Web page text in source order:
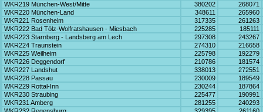
WKR219 München-West/Mitte
380202
268071
WKR220 München-Land
348611
265960
WKR221 Rosenheim
317335
261263
WKR222 Bad Tölz-Wolfratshausen - Miesbach
225285
185111
WKR223 Starnberg - Landsberg am Lech
297308
243267
WKR224 Traunstein
274310
216658
WKR225 Weilheim
225798
192279
WKR226 Deggendorf
210786
181574
WKR227 Landshut
338013
272551
WKR228 Passau
230009
189549
WKR229 Rottal-Inn
230244
187864
WKR230 Straubing
225477
190991
WKR231 Amberg
281255
240293